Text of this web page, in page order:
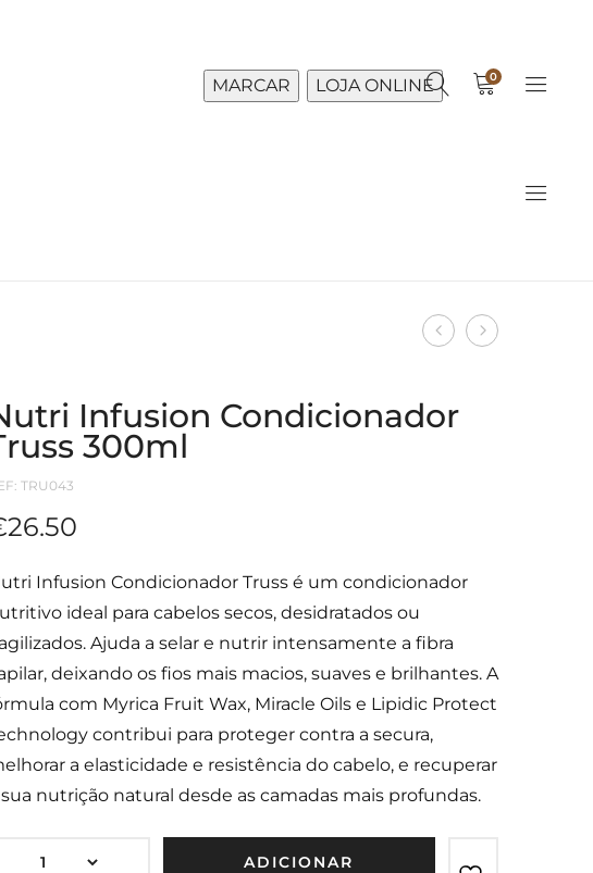
MARCAR LOJA ONLINE 0
Produto
Nutri
Truss
Nutri
Infusion Condicionador
300ml
TRU043
26.50
Infusion Condicionador Truss é um condicionador
ideal para cabelos secos, desidratados ou
Ajuda a selar e nutrir intensamente a fibra
deixando os fios mais macios, suaves e brilhantes. A
com Myrica Fruit Wax, Miracle Oils e Lipidic Protect
contribui para proteger contra a secura,
a elasticidade e resistência do cabelo, e recuperar
sua nutrição natural desde as camadas mais profundas.
ADICIONAR